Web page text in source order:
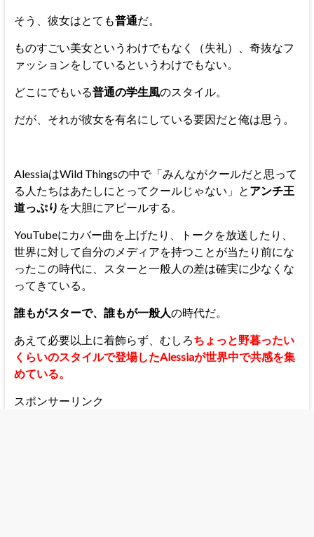
そう、彼女はとても普通だ。
ものすごい美女というわけでもなく（失礼）、奇抜なフ
ァッションをしているというわけでもない。
どこにでもいる普通の学生風のスタイル。
だが、それが彼女を有名にしている要因だと俺は思う。
AlessiaはWild Thingsの中で「みんながクールだと思って
る人たちはあたしにとってクールじゃない」と アンチ王
道っぷり を大胆にアピールする。
YouTubeにカバー曲を上げたり、トークを放送したり、
世界に対して自分のメディアを持つことが当たり前にな
ったこの時代に、スターと一般人の差は確実に少なくな
ってきている。
誰もがスターで、誰もが一般人の時代だ。
あえて必要以上に着飾らず、むしろちょっと野暮ったい
くらいのスタイルで登場したAlessiaが世界中で共感を集
めている。
スポンサーリンク